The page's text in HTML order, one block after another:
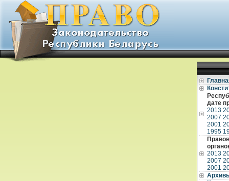
дате
2013
2007
2001
1995
2013
2007
2001